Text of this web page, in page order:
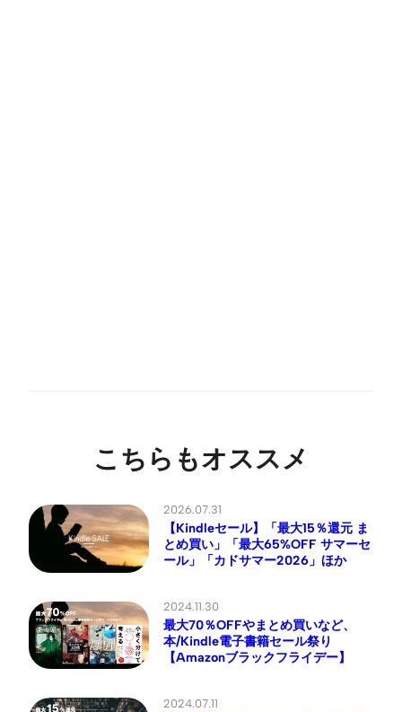
こちらもオススメ
2026.07.31
【Kindleセール】「最大15％還元 ま
とめ買い」「最大65%OFF サマーセ
ール」「カドサマー2026」ほか
2024.11.30
最大70％OFFやまとめ買いなど、
本/Kindle電子書籍セール祭り
【Amazonブラックフライデー】
2024.07.11